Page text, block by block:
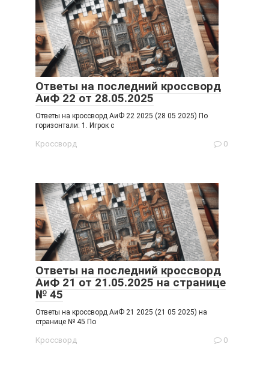
Ответы на последний кроссворд
АиФ 22 от 28.05.2025
Ответы на кроссворд АиФ 22 2025 (28 05 2025) По
горизонтали: 1. Игрок с
Кроссворд 0
Ответы на последний кроссворд
АиФ 21 от 21.05.2025 на странице
№ 45
Ответы на кроссворд АиФ 21 2025 (21 05 2025) на
странице № 45 По
Кроссворд 0